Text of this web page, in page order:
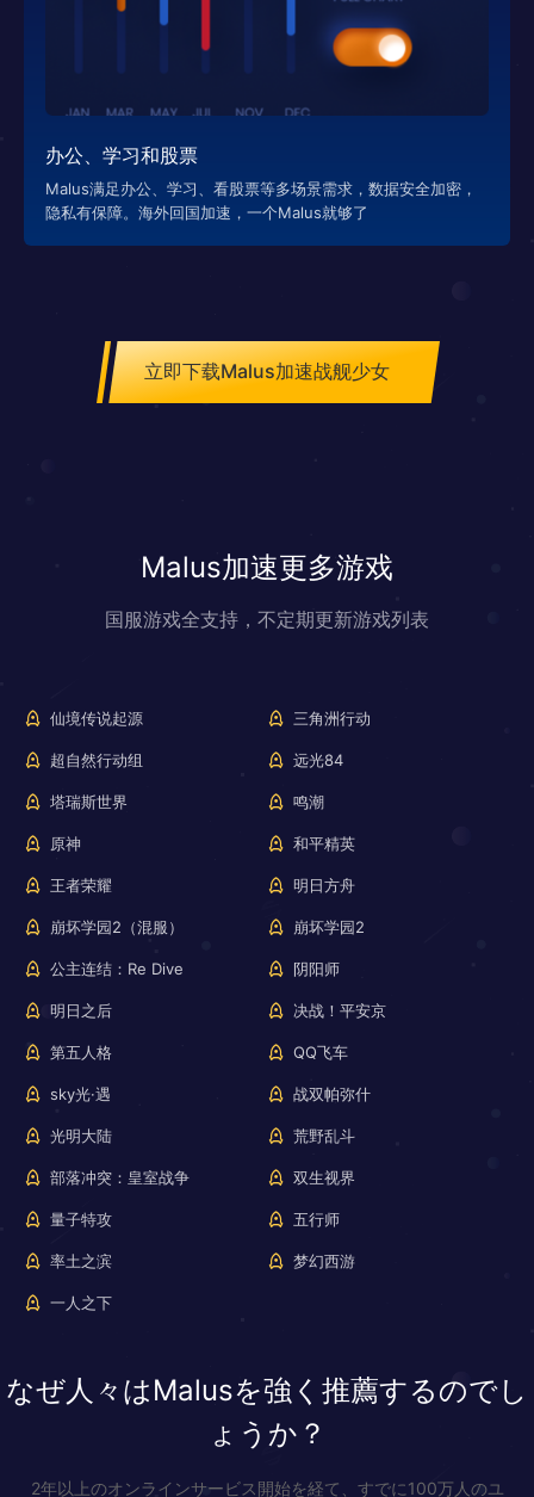
办公、学习和股票
Malus满足办公、学习、看股票等多场景需求，数据安全加密，
隐私有保障。海外回国加速，一个Malus就够了
立即下载Malus加速战舰少女
Malus加速更多游戏
国服游戏全支持，不定期更新游戏列表
仙境传说起源 三角洲行动
超自然行动组 远光84
塔瑞斯世界 鸣潮
原神 和平精英
王者荣耀 明日方舟
崩坏学园2（混服） 崩坏学园2
公主连结：Re Dive 阴阳师
明日之后 决战！平安京
第五人格 QQ飞车
sky光·遇 战双帕弥什
光明大陆 荒野乱斗
部落冲突：皇室战争 双生视界
量子特攻 五行师
率土之滨 梦幻西游
一人之下
なぜ人々はMalusを強く推薦するのでし
ょうか？
2年以上のオンラインサービス開始を経て、すでに100万人のユ